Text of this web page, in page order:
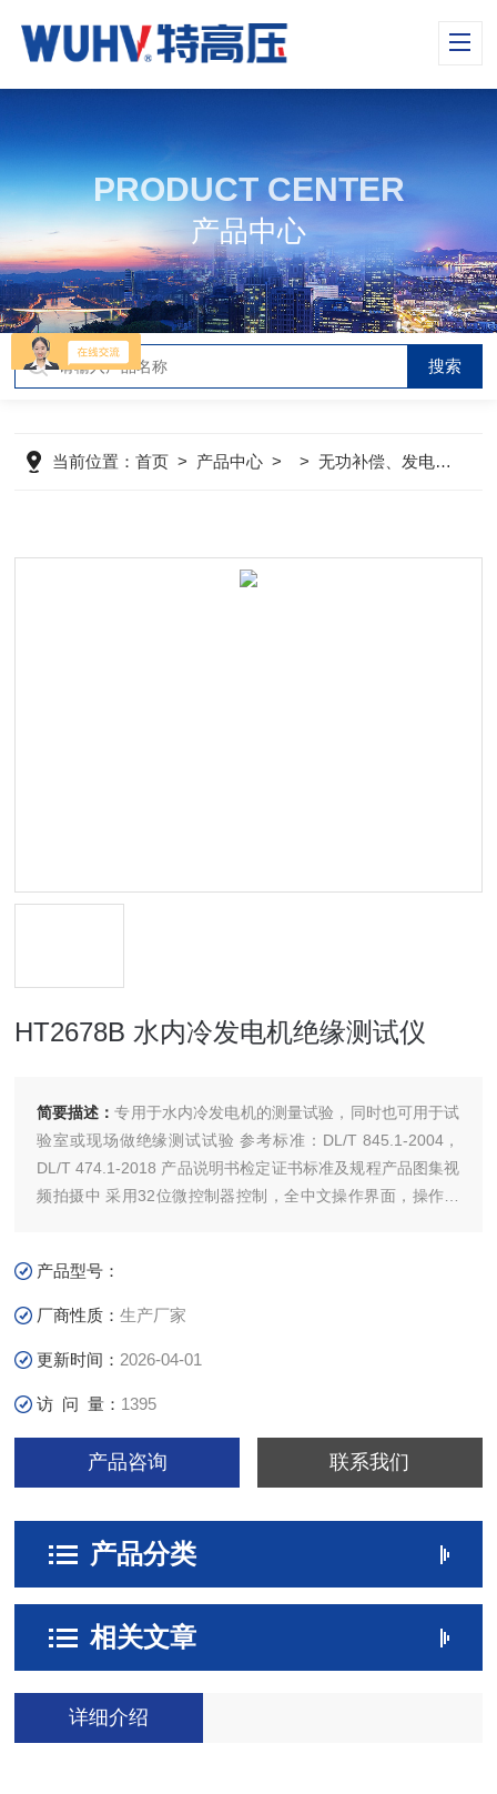
PRODUCT CENTER
产品中心
当前位置：首页 > 产品中心 > >无功补偿、发电机检测仪器
HT2678B 水内冷发电机绝缘测试仪
简要描述：专用于水内冷发电机的测量试验，同时也可用于试
验室或现场做绝缘测试试验 参考标准：DL/T 845.1-2004，
DL/T 474.1-2018 产品说明书检定证书标准及规程产品图集视
频拍摄中 采用32位微控制器控制，全中文操作界面，操作方
注：关于产品购买、技术维护等服务，欢迎致电!
产品型号：
厂商性质：生产厂家
更新时间： 2026-04-01
访 问 量： 1395
产品咨询 联系我们
产品分类
相关文章
详细介绍